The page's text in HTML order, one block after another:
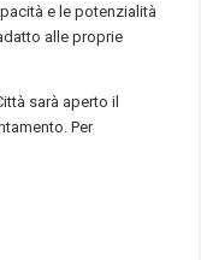
e le potenzialità
alle proprie
sarà aperto il
Per